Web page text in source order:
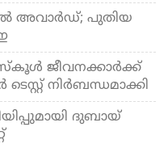
അവാര്‍ഡ്; പുതിയ
ജീവനക്കാര്‍ക്ക്
നിര്‍ബന്ധമാക്കി
ദുബായ്